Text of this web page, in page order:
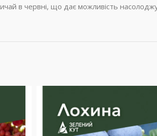
в червні, що дає можливість